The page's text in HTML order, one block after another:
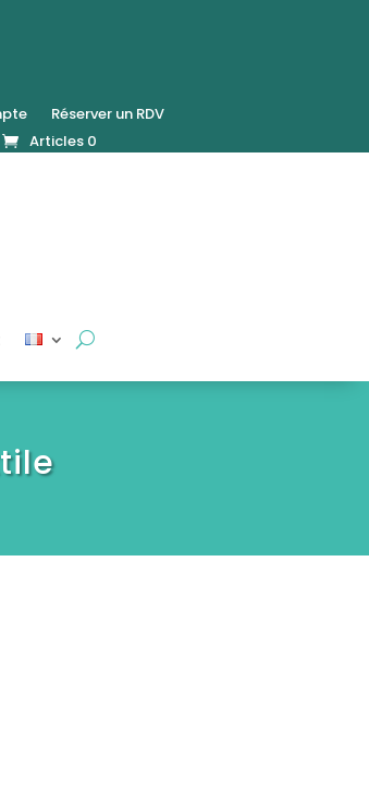
Réserver un RDV
Articles 0